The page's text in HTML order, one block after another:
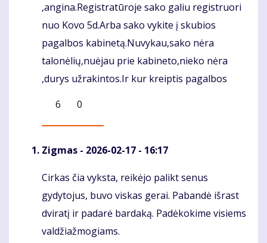
,angina.Registratūroje sako galiu registruori
nuo Kovo 5d.Arba sako vykite į skubios
pagalbos kabinetą.Nuvykau,sako nėra
talonėlių,nuėjau prie kabineto,nieko nėra
,durys užrakintos.Ir kur kreiptis pagalbos
6
0
Zigmas - 2026-02-17 - 16:17
Komentaras
Cirkas čia vyksta, reikėjo palikt senus
gydytojus, buvo viskas gerai. Pabandė išrast
dviratį ir padarė bardaką. Padėkokime visiems
valdžiažmogiams.